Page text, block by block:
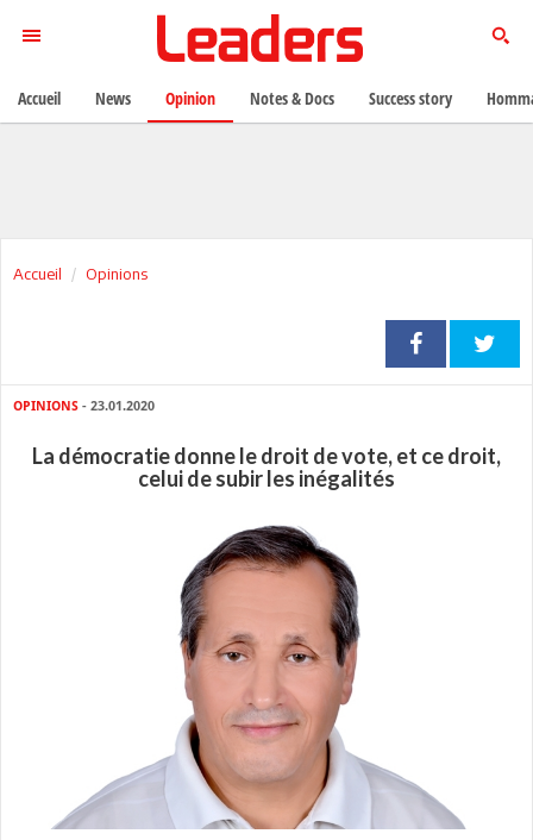
Accueil Opinions
OPINIONS - 23.01.2020
La démocratie donne le droit de vote, et ce droit,
celui de subir les inégalités
Accueil News Opinion Notes & Docs Success story